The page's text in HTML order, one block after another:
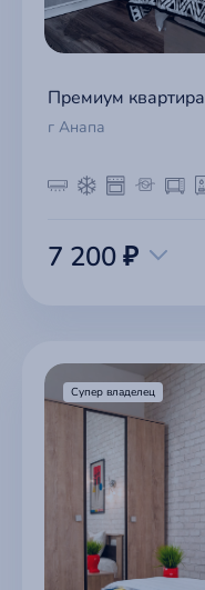
Премиум
г Анапа
7 200 ₽
Супер владелец